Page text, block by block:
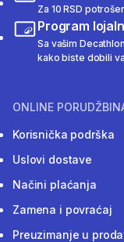
Za 10 RSD
Program
Sa vašim
kako biste dobili
ONLINE
Korisnička podrška
Uslovi dostave
Načini plaćanja
Zamena i povraćaj
Preuzimanje u